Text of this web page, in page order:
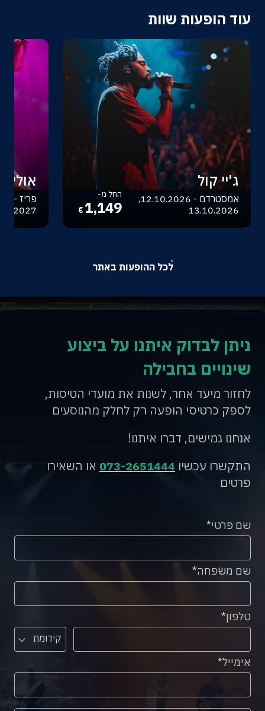
עוד הופעות שוות
ג'יי קול
אמסטרדם - 12.10.2026,
13.10.2026
החל מ-
1,149
€
לכל ההופעות באתר
ניתן לבדוק איתנו על ביצוע
שינויים בחבילה
לחזור מיעד אחר, לשנות את מועדי הטיסות,
לספק כרטיסי הופעה רק לחלק מהנוסעים
אנחנו גמישים, דברו איתנו!
התקשרו עכשיו 073-2651444 או השאירו
פרטים
שם פרטי
שם משפחה
טלפון
קידומת
אימייל